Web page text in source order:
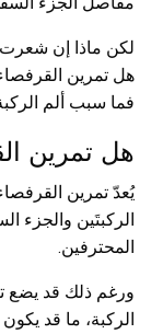
لكن ماذا إن
هل تمرين
فما سبب ألم
هل تمرين
يُعدّ تمرين
الركبتَين والجزء
المحترفين.
ورغم ذلك قد يضع
الركبة، ما قد